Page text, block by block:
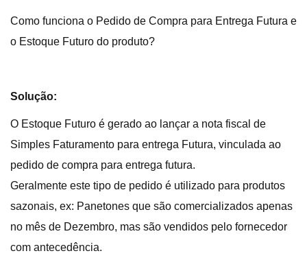
Como funciona o Pedido de Compra para Entrega Futura e
o Estoque Futuro do produto?
Solução:
O Estoque Futuro é gerado ao lançar a nota fiscal de
Simples Faturamento para entrega Futura, vinculada ao
pedido de compra para entrega futura.
Geralmente este tipo de pedido é utilizado para produtos
sazonais, ex: Panetones que são comercializados apenas
no mês de Dezembro, mas são vendidos pelo fornecedor
com antecedência.